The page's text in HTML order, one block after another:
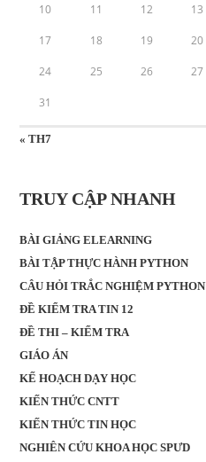
10 11 12 13
17 18 19 20
24 25 26 27
31
« TH7
TRUY CẬP NHANH
BÀI GIẢNG ELEARNING
BÀI TẬP THỰC HÀNH PYTHON
CÂU HỎI TRẮC NGHIỆM PYTHON
ĐỀ KIỂM TRA TIN 12
ĐỀ THI – KIỂM TRA
GIÁO ÁN
KẾ HOẠCH DẠY HỌC
KIẾN THỨC CNTT
KIẾN THỨC TIN HỌC
NGHIÊN CỨU KHOA HỌC SPƯD